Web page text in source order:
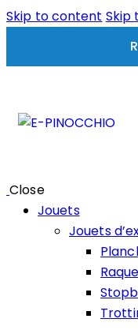
Skip to content Skip
Close
Jouets
Jouets